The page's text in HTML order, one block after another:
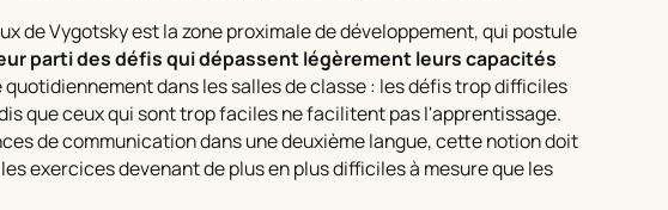
de Vygotsky est lazone proximale de développement, qui postule
parti des défis qui dépassent légèrement leurs capacités
dans les salles de classe : les défis trop difficiles
que ceux qui sont trop faciles ne facilitent pas l'apprentissage.
de communication dans une deuxième langue, cette notion doit
exercices devenant de plus en plus difficiles à mesure que les